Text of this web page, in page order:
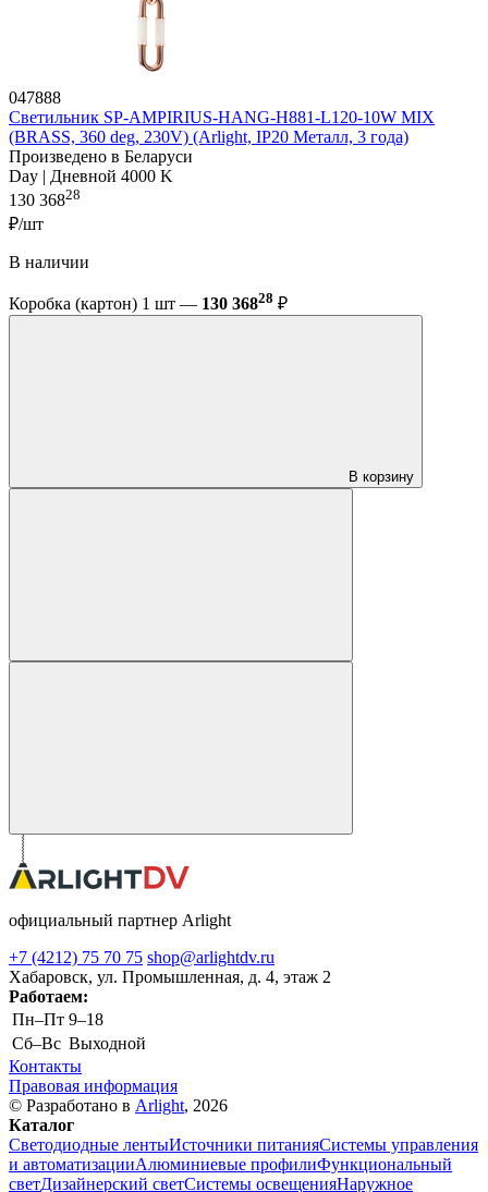
047888
Светильник SP-AMPIRIUS-HANG-H881-L120-10W MIX
(BRASS, 360 deg, 230V) (Arlight, IP20 Металл, 3 года)
Произведено в Беларуси
Day | Дневной 4000 K
130 36828
₽/шт
В наличии
Коробка (картон) 1 шт — 130 36828 ₽
В корзину
официальный партнер Arlight
+7 (4212) 75 70 75 shop@arlightdv.ru
Хабаровск, ул. Промышленная, д. 4, этаж 2
Работаем:
Пн–Пт 9–18
Cб–Вс Выходной
Контакты
Правовая информация
© Разработано в Arlight, 2026
Каталог
Светодиодные лентыИсточники питанияСистемы управления
и автоматизацииАлюминиевые профилиФункциональный
светДизайнерский светСистемы освещенияНаружное